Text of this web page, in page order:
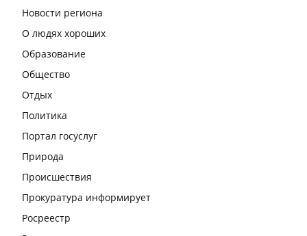
Новости региона
О людях хороших
Образование
Общество
Отдых
Политика
Портал госуслуг
Природа
Происшествия
Прокуратура информирует
Росреестр